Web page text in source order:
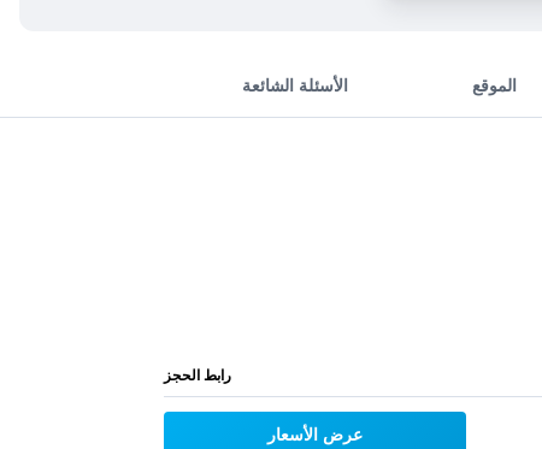
الموقع الأسئلة الشائعة
رابط الحجز
عرض الأسعار